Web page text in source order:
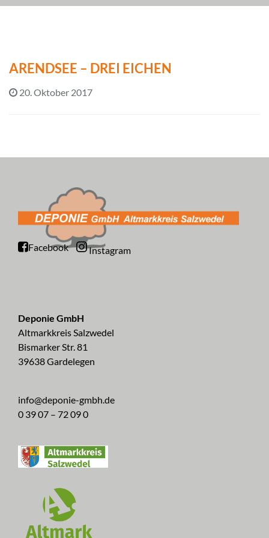
ARENDSEE – DREI EICHEN
20. Oktober 2017
Facebook Instagram
Deponie GmbH
Altmarkkreis Salzwedel
Bismarker Str. 81
39638 Gardelegen
info@deponie-gmbh.de
0 39 07 – 72 09 0